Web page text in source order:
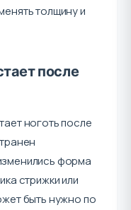
толщину и
после
ноготь после
форма
стрижки или
быть нужно по